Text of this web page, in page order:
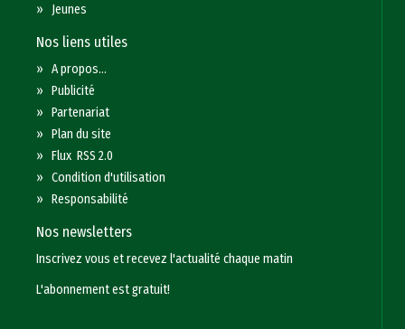
» Jeunes
Nos liens utiles
»A propos...
»Publicité
»Partenariat
»Plan du site
»Flux RSS 2.0
»Condition d'utilisation
»Responsabilité
Nos newsletters
Inscrivez vous et recevez l'actualité chaque matin
L'abonnement est gratuit!